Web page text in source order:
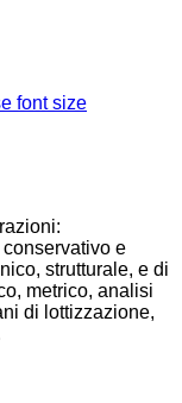
font size
e
strutturale, e di
metrico, analisi
di lottizzazione,